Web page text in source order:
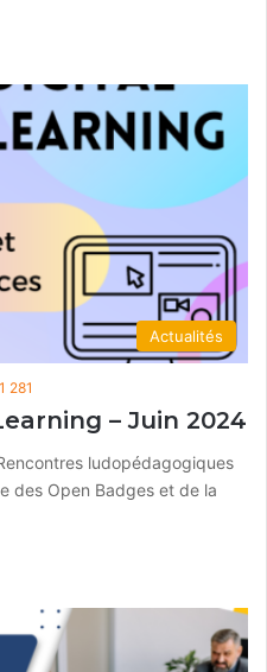
Actualités
1 281
– Juin 2024
ludopédagogiques
des Open Badges et de la